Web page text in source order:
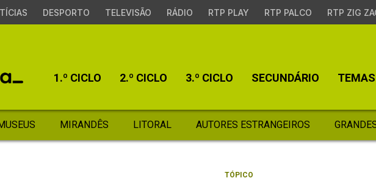
DESPORTO TELEVISÃO RÁDIO RTP PLAY RTP PALCO RTP ZIG
1.º CICLO 2.º CICLO 3.º CICLO SECUNDÁRIO TEMAS
MIRANDÊS LITORAL AUTORES ESTRANGEIROS
TÓPICO